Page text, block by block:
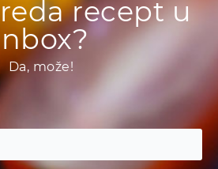
recept u
Da, može!